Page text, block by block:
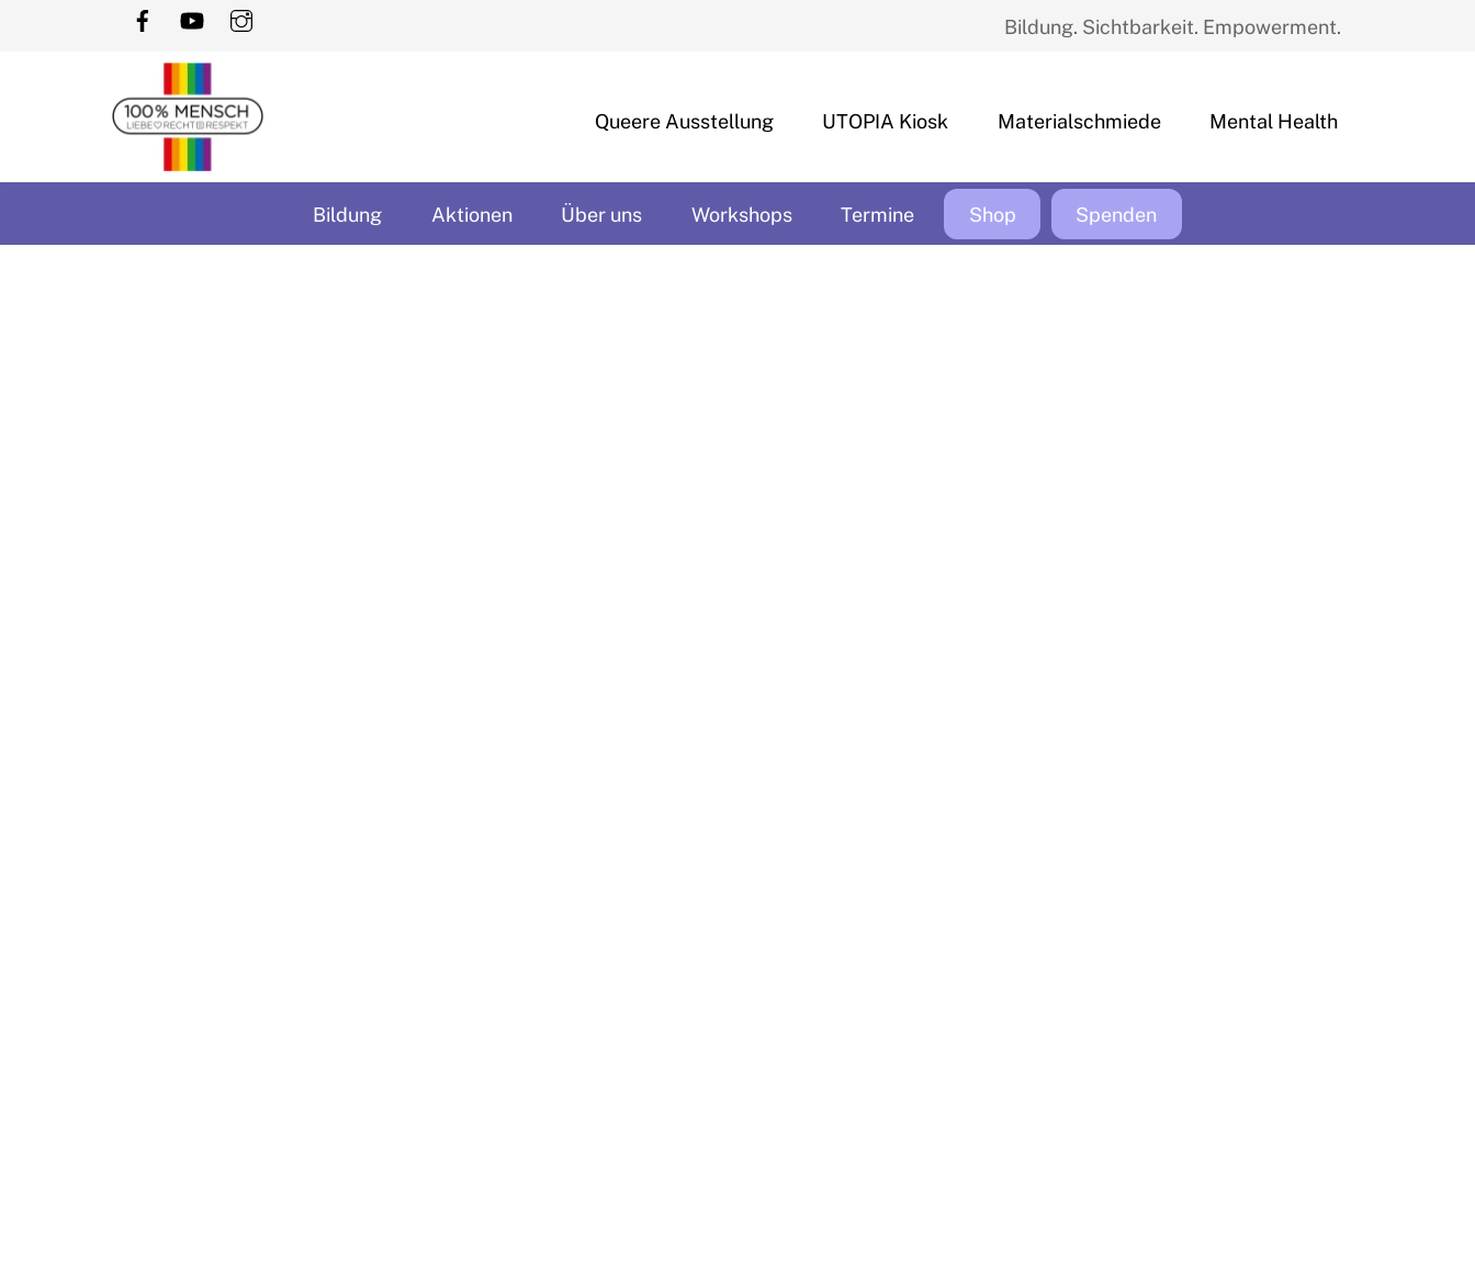
Bildung. Sichtbarkeit. Empowerment.
Queere Ausstellung UTOPIA Kiosk Materialschmiede Mental Health
Bildung Aktionen Über uns Workshops Termine Shop Spenden